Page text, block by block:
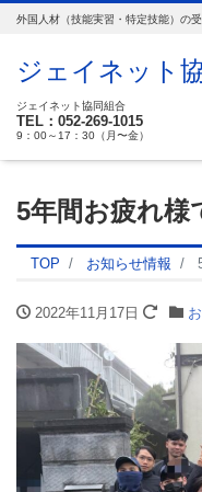
外国人材（技能実習・特定技能）の
ジェイネット
ジェイネット協同組合
TEL：052-269-1015
9：00～17：30（月〜金）
5年間お疲れ様
TOP お知らせ情報
2022年11月17日